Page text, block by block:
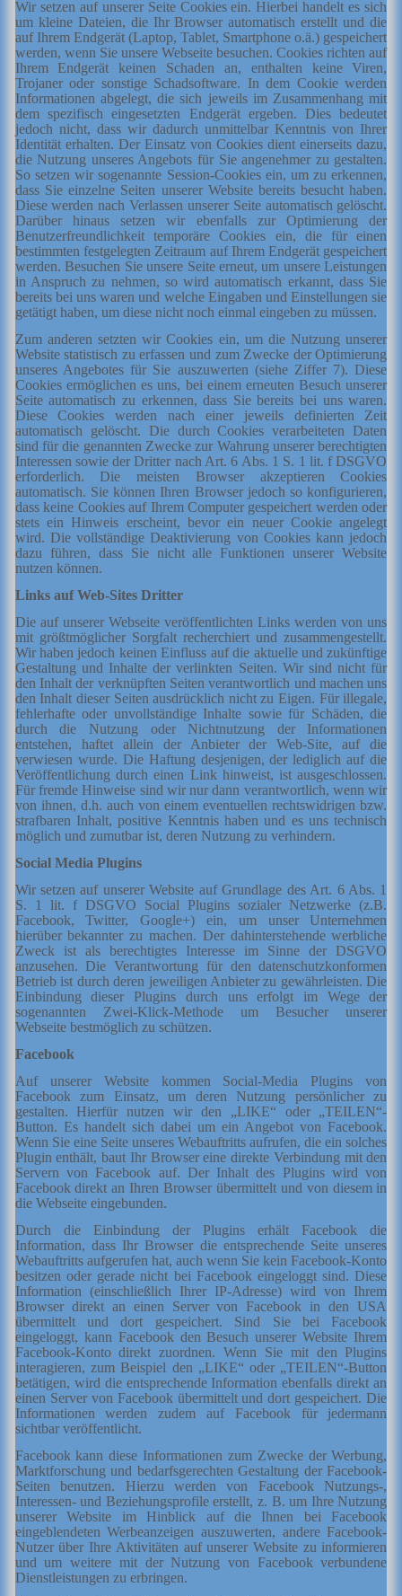
Wir setzen auf unserer Seite Cookies ein. Hierbei handelt es sich
um kleine Dateien, die Ihr Browser automatisch erstellt und die
auf Ihrem Endgerät (Laptop, Tablet, Smartphone o.ä.) gespeichert
werden, wenn Sie unsere Webseite besuchen. Cookies richten auf
Ihrem Endgerät keinen Schaden an, enthalten keine Viren,
Trojaner oder sonstige Schadsoftware. In dem Cookie werden
Informationen abgelegt, die sich jeweils im Zusammenhang mit
dem spezifisch eingesetzten Endgerät ergeben. Dies bedeutet
jedoch nicht, dass wir dadurch unmittelbar Kenntnis von Ihrer
Identität erhalten. Der Einsatz von Cookies dient einerseits dazu,
die Nutzung unseres Angebots für Sie angenehmer zu gestalten.
So setzen wir sogenannte Session-Cookies ein, um zu erkennen,
dass Sie einzelne Seiten unserer Website bereits besucht haben.
Diese werden nach Verlassen unserer Seite automatisch gelöscht.
Darüber hinaus setzen wir ebenfalls zur Optimierung der
Benutzerfreundlichkeit temporäre Cookies ein, die für einen
bestimmten festgelegten Zeitraum auf Ihrem Endgerät gespeichert
werden. Besuchen Sie unsere Seite erneut, um unsere Leistungen
in Anspruch zu nehmen, so wird automatisch erkannt, dass Sie
bereits bei uns waren und welche Eingaben und Einstellungen sie
getätigt haben, um diese nicht noch einmal eingeben zu müssen.
Zum anderen setzten wir Cookies ein, um die Nutzung unserer
Website statistisch zu erfassen und zum Zwecke der Optimierung
unseres Angebotes für Sie auszuwerten (siehe Ziffer 7). Diese
Cookies ermöglichen es uns, bei einem erneuten Besuch unserer
Seite automatisch zu erkennen, dass Sie bereits bei uns waren.
Diese Cookies werden nach einer jeweils definierten Zeit
automatisch gelöscht. Die durch Cookies verarbeiteten Daten
sind für die genannten Zwecke zur Wahrung unserer berechtigten
Interessen sowie der Dritter nach Art. 6 Abs. 1 S. 1 lit. f DSGVO
erforderlich. Die meisten Browser akzeptieren Cookies
automatisch. Sie können Ihren Browser jedoch so konfigurieren,
dass keine Cookies auf Ihrem Computer gespeichert werden oder
stets ein Hinweis erscheint, bevor ein neuer Cookie angelegt
wird. Die vollständige Deaktivierung von Cookies kann jedoch
dazu führen, dass Sie nicht alle Funktionen unserer Website
nutzen können.
Links auf Web-Sites Dritter
Die auf unserer Webseite veröffentlichten Links werden von uns
mit größtmöglicher Sorgfalt recherchiert und zusammengestellt.
Wir haben jedoch keinen Einfluss auf die aktuelle und zukünftige
Gestaltung und Inhalte der verlinkten Seiten. Wir sind nicht für
den Inhalt der verknüpften Seiten verantwortlich und machen uns
den Inhalt dieser Seiten ausdrücklich nicht zu Eigen. Für illegale,
fehlerhafte oder unvollständige Inhalte sowie für Schäden, die
durch die Nutzung oder Nichtnutzung der Informationen
entstehen, haftet allein der Anbieter der Web-Site, auf die
verwiesen wurde. Die Haftung desjenigen, der lediglich auf die
Veröffentlichung durch einen Link hinweist, ist ausgeschlossen.
Für fremde Hinweise sind wir nur dann verantwortlich, wenn wir
von ihnen, d.h. auch von einem eventuellen rechtswidrigen bzw.
strafbaren Inhalt, positive Kenntnis haben und es uns technisch
möglich und zumutbar ist, deren Nutzung zu verhindern.
Social Media Plugins
Wir setzen auf unserer Website auf Grundlage des Art. 6 Abs. 1
S. 1 lit. f DSGVO Social Plugins sozialer Netzwerke (z.B.
Facebook, Twitter, Google+) ein, um unser Unternehmen
hierüber bekannter zu machen. Der dahinterstehende werbliche
Zweck ist als berechtigtes Interesse im Sinne der DSGVO
anzusehen. Die Verantwortung für den datenschutzkonformen
Betrieb ist durch deren jeweiligen Anbieter zu gewährleisten. Die
Einbindung dieser Plugins durch uns erfolgt im Wege der
sogenannten Zwei-Klick-Methode um Besucher unserer
Webseite bestmöglich zu schützen.
Facebook
Auf unserer Website kommen Social-Media Plugins von
Facebook zum Einsatz, um deren Nutzung persönlicher zu
gestalten. Hierfür nutzen wir den „LIKE“ oder „TEILEN“-
Button. Es handelt sich dabei um ein Angebot von Facebook.
Wenn Sie eine Seite unseres Webauftritts aufrufen, die ein solches
Plugin enthält, baut Ihr Browser eine direkte Verbindung mit den
Servern von Facebook auf. Der Inhalt des Plugins wird von
Facebook direkt an Ihren Browser übermittelt und von diesem in
die Webseite eingebunden.
Durch die Einbindung der Plugins erhält Facebook die
Information, dass Ihr Browser die entsprechende Seite unseres
Webauftritts aufgerufen hat, auch wenn Sie kein Facebook-Konto
besitzen oder gerade nicht bei Facebook eingeloggt sind. Diese
Information (einschließlich Ihrer IP-Adresse) wird von Ihrem
Browser direkt an einen Server von Facebook in den USA
übermittelt und dort gespeichert. Sind Sie bei Facebook
eingeloggt, kann Facebook den Besuch unserer Website Ihrem
Facebook-Konto direkt zuordnen. Wenn Sie mit den Plugins
interagieren, zum Beispiel den „LIKE“ oder „TEILEN“-Button
betätigen, wird die entsprechende Information ebenfalls direkt an
einen Server von Facebook übermittelt und dort gespeichert. Die
Informationen werden zudem auf Facebook für jedermann
sichtbar veröffentlicht.
Facebook kann diese Informationen zum Zwecke der Werbung,
Marktforschung und bedarfsgerechten Gestaltung der Facebook-
Seiten benutzen. Hierzu werden von Facebook Nutzungs-,
Interessen- und Beziehungsprofile erstellt, z. B. um Ihre Nutzung
unserer Website im Hinblick auf die Ihnen bei Facebook
eingeblendeten Werbeanzeigen auszuwerten, andere Facebook-
Nutzer über Ihre Aktivitäten auf unserer Website zu informieren
und um weitere mit der Nutzung von Facebook verbundene
Dienstleistungen zu erbringen.